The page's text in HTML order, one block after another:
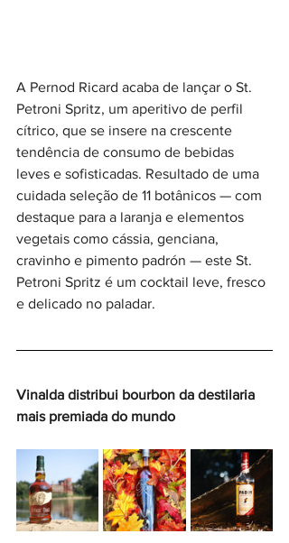
A Pernod Ricard acaba de lançar o St.
Petroni Spritz, um aperitivo de perfil
cítrico, que se insere na crescente
tendência de consumo de bebidas
leves e sofisticadas. Resultado de uma
cuidada seleção de 11 botânicos — com
destaque para a laranja e elementos
vegetais como cássia, genciana,
cravinho e pimento padrón — este St.
Petroni Spritz é um cocktail leve, fresco
e delicado no paladar.
Vinalda distribui bourbon da destilaria
mais premiada do mundo